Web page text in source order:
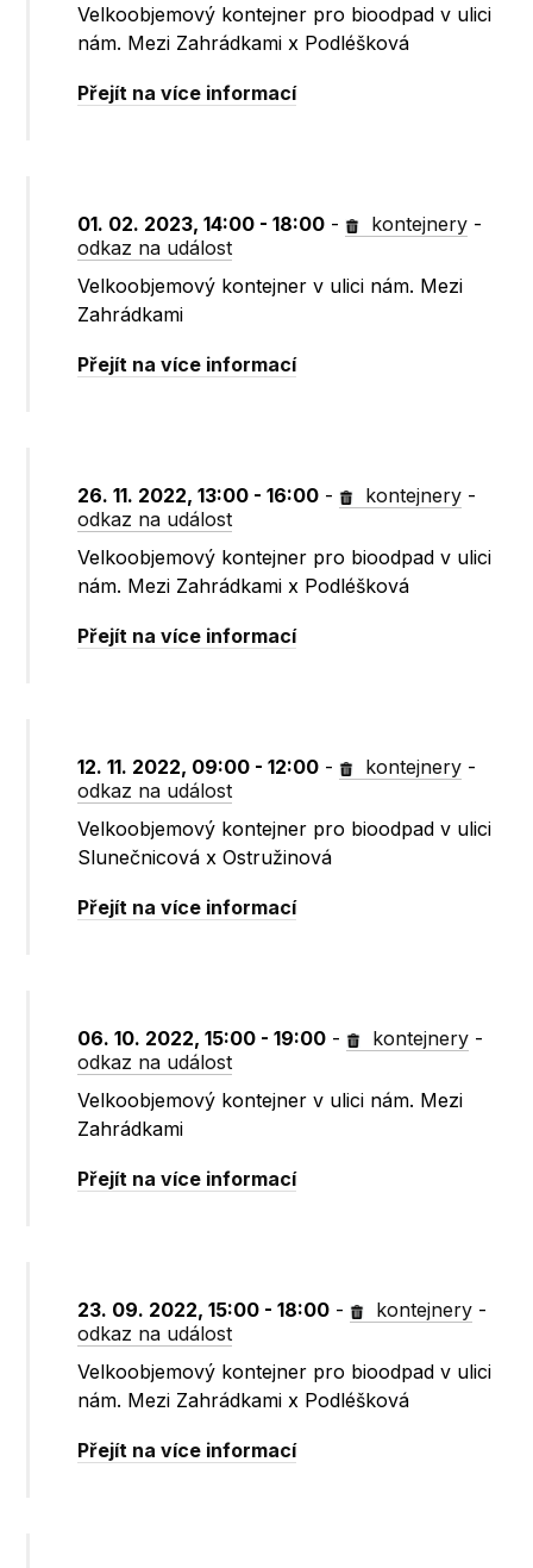
Velkoobjemový kontejner pro bioodpad v ulici
nám. Mezi Zahrádkami x Podléšková
Přejít na více informací
01. 02. 2023, 14:00 - 18:00 - kontejnery -
odkaz na událost
Velkoobjemový kontejner v ulici nám. Mezi
Zahrádkami
Přejít na více informací
26. 11. 2022, 13:00 - 16:00 - kontejnery -
odkaz na událost
Velkoobjemový kontejner pro bioodpad v ulici
nám. Mezi Zahrádkami x Podléšková
Přejít na více informací
12. 11. 2022, 09:00 - 12:00 - kontejnery -
odkaz na událost
Velkoobjemový kontejner pro bioodpad v ulici
Slunečnicová x Ostružinová
Přejít na více informací
06. 10. 2022, 15:00 - 19:00 - kontejnery -
odkaz na událost
Velkoobjemový kontejner v ulici nám. Mezi
Zahrádkami
Přejít na více informací
23. 09. 2022, 15:00 - 18:00 - kontejnery -
odkaz na událost
Velkoobjemový kontejner pro bioodpad v ulici
nám. Mezi Zahrádkami x Podléšková
Přejít na více informací